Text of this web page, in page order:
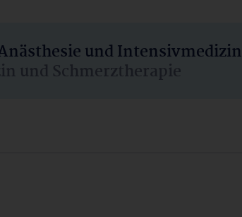
und Intensivmedizin
und Schmerztherapie